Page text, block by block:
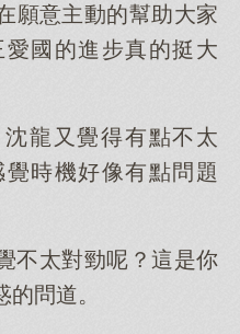
願意主動的幫助大家
國的進步真的挺大
龍又覺得有點不太
時機好像有點問題
不太對勁呢？這是你
問道。